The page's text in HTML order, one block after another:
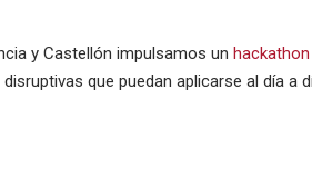
y Castellón impulsamos un hackathon
que puedan aplicarse al día a